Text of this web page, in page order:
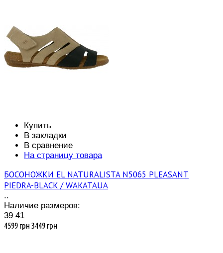
Купить
В закладки
В сравнение
На страницу товара
БОСОНОЖКИ EL NATURALISTA N5065 PLEASANT
PIEDRA-BLACK / WAKATAUA
..
Наличие размеров:
39 41
4599 грн 3449 грн